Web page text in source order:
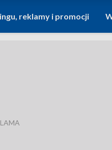
reklamy i promocji